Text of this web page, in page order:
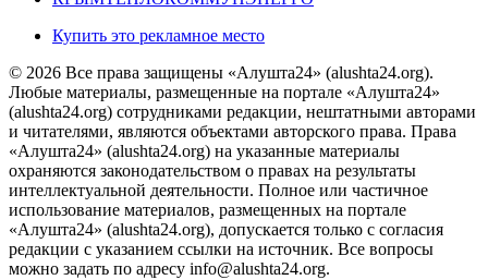
Купить это рекламное место
© 2026 Все права защищены «Алушта24» (alushta24.org).
Любые материалы, размещенные на портале «Алушта24»
(alushta24.org) сотрудниками редакции, нештатными авторами
и читателями, являются объектами авторского права. Права
«Алушта24» (alushta24.org) на указанные материалы
охраняются законодательством о правах на результаты
интеллектуальной деятельности. Полное или частичное
использование материалов, размещенных на портале
«Алушта24» (alushta24.org), допускается только с согласия
редакции с указанием ссылки на источник. Все вопросы
можно задать по адресу info@alushta24.org.